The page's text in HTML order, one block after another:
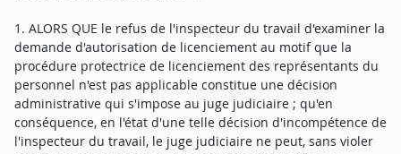
1. ALORS QUE le refus de l'inspecteur du travail d'examiner la
demande d'autorisation de licenciement au motif que la
procédure protectrice de licenciement des représentants du
personnel n'est pas applicable constitue une décision
administrative qui s'impose au juge judiciaire ; qu'en
conséquence, en l'état d'une telle décision d'incompétence de
l'inspecteur du travail, le juge judiciaire ne peut, sans violer